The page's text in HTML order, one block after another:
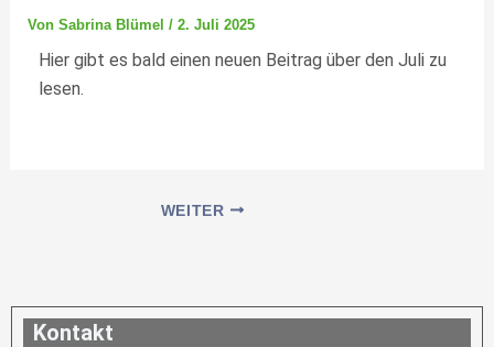
Von Sabrina Blümel / 2. Juli 2025
Hier gibt es bald einen neuen Beitrag über den Juli zu
lesen.
WEITER
Kontakt